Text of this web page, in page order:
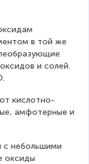
в той же
и солей.
кислотно-
амфотерные и
с небольшими
оксиды